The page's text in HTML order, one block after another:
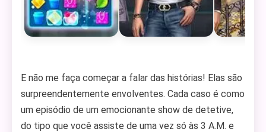
E não me faça começar a falar das histórias! Elas são
surpreendentemente envolventes. Cada caso é como
um episódio de um emocionante show de detetive,
do tipo que você assiste de uma vez só às 3 A.M. e